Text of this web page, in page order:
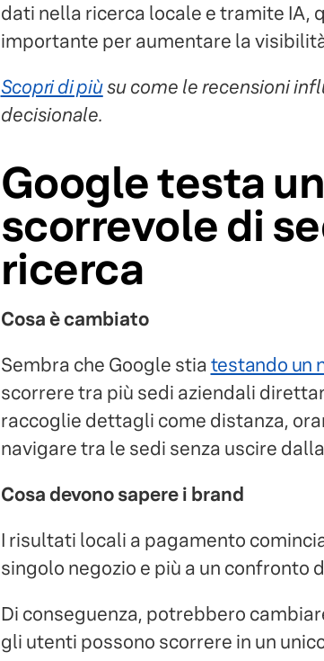
dati nella ricerca locale e tramite IA,
importante per aumentare la
Scopri di piùsu come le recensioni
decisionale.
Google testa
scorrevole di
ricerca
Cosa è cambiato
Sembra che Google stiatestando un
scorrere tra più sedi aziendali
raccoglie dettagli come distanza,
navigare tra le sedi senza uscire
Cosa devono sapere i brand
I risultati locali a pagamento
singolo negozio e più a un
Di conseguenza, potrebbero
gli utenti possono scorrere in un